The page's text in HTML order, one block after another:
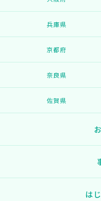
兵庫県
京都府
奈良県
佐賀県
は